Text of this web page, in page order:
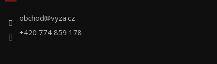
obchod@vyza.cz
+420 774 859 178